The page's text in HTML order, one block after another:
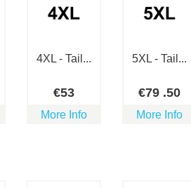
4XL - Tail...
€53
More Info
5XL - Tail...
€79 .50
More Info